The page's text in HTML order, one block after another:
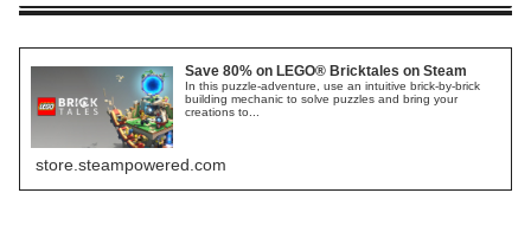
Save 80% on LEGO® Bricktales on Steam
In this puzzle-adventure, use an intuitive brick-by-brick
building mechanic to solve puzzles and bring your
creations to...
store.steampowered.com